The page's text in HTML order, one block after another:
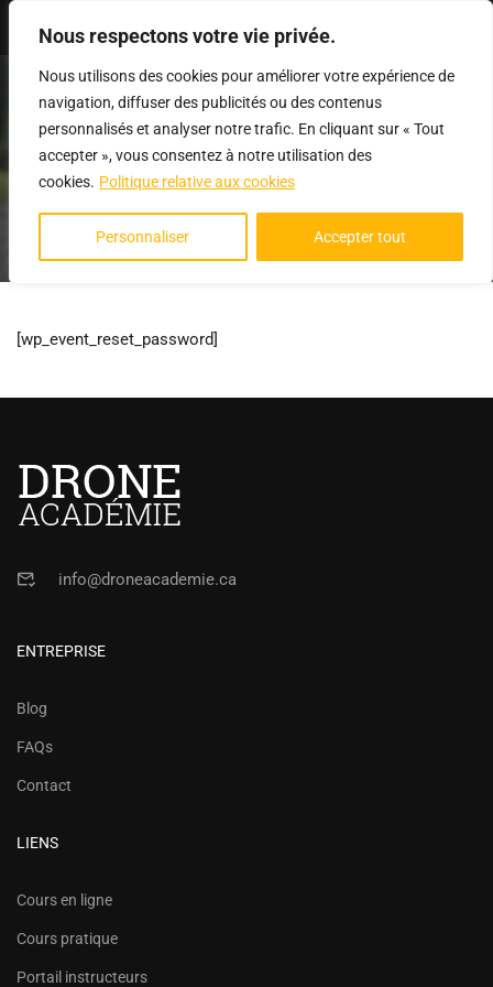
Nous respectons votre vie privée.
Nous utilisons des cookies pour améliorer votre expérience de
navigation, diffuser des publicités ou des contenus
personnalisés et analyser notre trafic. En cliquant sur « Tout
accepter », vous consentez à notre utilisation des
cookies. Politique relative aux cookies
Personnaliser Accepter tout
RESET PASSWORD
[wp_event_reset_password]
info@droneacademie.ca
ENTREPRISE
Blog
FAQs
Contact
LIENS
Cours en ligne
Cours pratique
Portail instructeurs